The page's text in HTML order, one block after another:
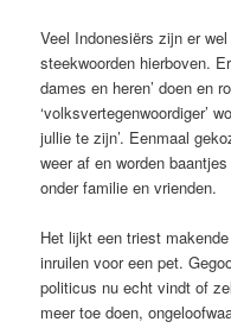
Veel Indonesiërs zijn er
steekwoorden hierboven.
dames en heren’ doen en
‘volksvertegenwoordiger’
jullie te zijn’. Eenmaal
weer af en worden
onder familie en vrienden.
Het lijkt een triest
inruilen voor een pet.
politicus nu echt vindt of
meer toe doen,